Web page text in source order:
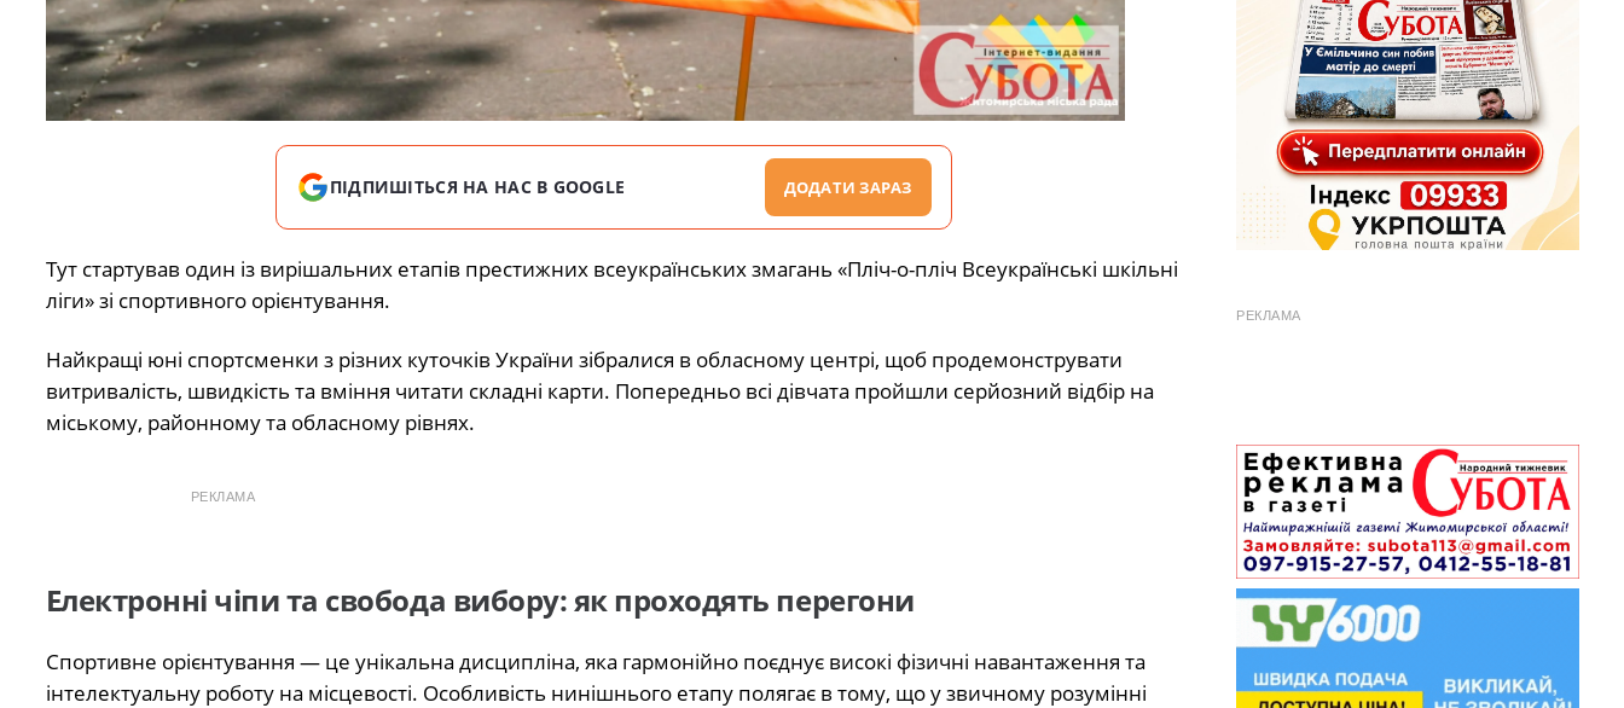
ПІДПИШІТЬСЯ НА НАС В GOOGLE ДОДАТИ ЗАРАЗ
Тут стартував один із вирішальних етапів престижних всеукраїнських змагань «Пліч-о-пліч Всеукраїнські шкільні
ліги» зі спортивного орієнтування.
Найкращі юні спортсменки з різних куточків України зібралися в обласному центрі, щоб продемонструвати
витривалість, швидкість та вміння читати складні карти. Попередньо всі дівчата пройшли серйозний відбір на
міському, районному та обласному рівнях.
РЕКЛАМА
Електронні чіпи та свобода вибору: як проходять перегони
Спортивне орієнтування — це унікальна дисципліна, яка гармонійно поєднує високі фізичні навантаження та
інтелектуальну роботу на місцевості. Особливість нинішнього етапу полягає в тому, що у звичному розумінні
РЕКЛАМА